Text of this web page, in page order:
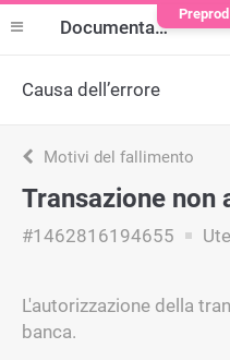
Documentazione
Causa dell’errore
Motivi del fallimento
Transazione non
#1462816194655
L'autorizzazione della
banca.
Preprod